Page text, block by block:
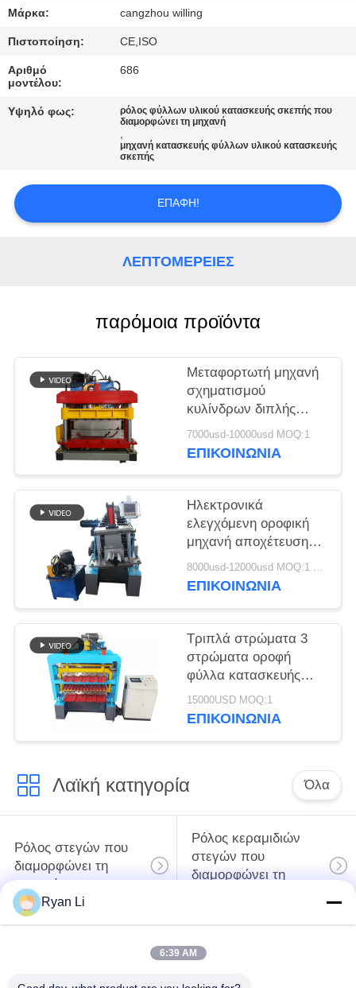
ΠΟΛΙΤΙΚΉ
ΑΠΟΡΡΉΤΟΥ
Μάρκα: cangzhou willing
Πιστοποίηση: CE,ISO
Αριθμό
μοντέλου:
686
Υψηλό φως:
ρόλος φύλλων υλικού κατασκευής σκεπής που
διαμορφώνει τη μηχανή
,
μηχανή κατασκευής φύλλων υλικού κατασκευής
σκεπής
ΕΠΑΦΉ!
ΛΕΠΤΟΜΈΡΕΙΕΣ
παρόμοια προϊόντα
Μεταφορτωτή μηχανή
σχηματισμού
κυλίνδρων διπλής
κλειδαριάς με στέρεο
πλέγμα οροφής με
7000usd-10000usd MOQ:1
ΕΠΙΚΟΙΝΩΝΙΑ
Ηλεκτρονικά
ελεγχόμενη οροφική
μηχανή αποχέτευσης
βροχής συλλογή
αποχέτευσης
8000usd-12000usd MOQ:1 Σετ
ΕΠΙΚΟΙΝΩΝΙΑ
Τριπλά στρώματα 3
στρώματα οροφή
φύλλα κατασκευής
μηχανή με 18
σταθμούς
15000USD MOQ:1
ΕΠΙΚΟΙΝΩΝΙΑ
Λαϊκή κατηγορία Όλα
Ρόλος στεγών που
διαμορφώνει τη
μηχανή
Ρόλος κεραμιδιών
στεγών που
διαμορφώνει τη
κυλίνδρων με πόρτες
Ryan Li
6:39 AM